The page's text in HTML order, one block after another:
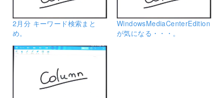
2月分 キーワード検索まと
め。
WindowsMediaCenterEdition
が気になる・・・。